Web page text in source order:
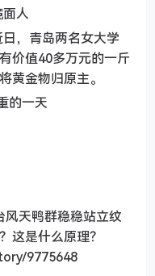
人
，青岛两名女大学
价值40多万元的一斤
黄金物归原主。
的一天
天鸭群稳稳站立纹
这是什么原理？
9775648